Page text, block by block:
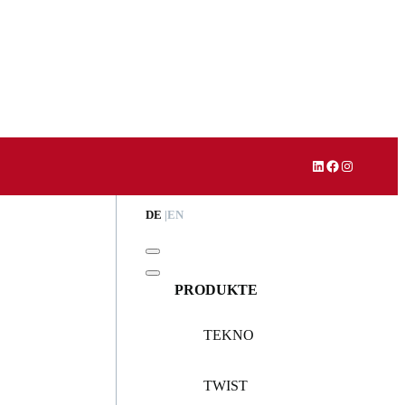
LinkedIn
Facebook
Instagram
DE EN
PRODUKTE
TEKNO
TWIST